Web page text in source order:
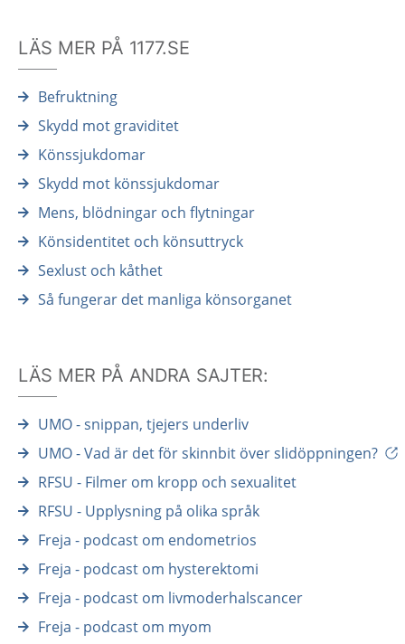
LÄS MER PÅ 1177.SE
Befruktning
Skydd mot graviditet
Könssjukdomar
Skydd mot könssjukdomar
Mens, blödningar och flytningar
Könsidentitet och könsuttryck
Sexlust och kåthet
Så fungerar det manliga könsorganet
LÄS MER PÅ ANDRA SAJTER:
UMO - snippan, tjejers underliv
UMO - Vad är det för skinnbit över slidöppningen?
RFSU - Filmer om kropp och sexualitet
RFSU - Upplysning på olika språk
Freja - podcast om endometrios
Freja - podcast om hysterektomi
Freja - podcast om livmoderhalscancer
Freja - podcast om myom